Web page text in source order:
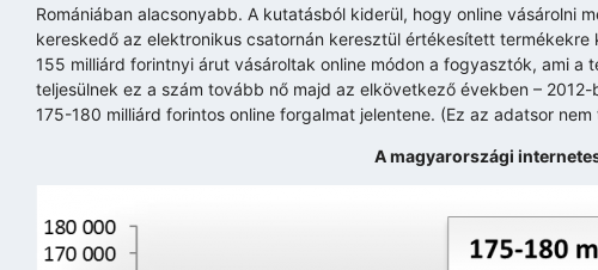
Romániában alacsonyabb. A kutatásból kiderül, hogy online vásárolni
kereskedő az elektronikus csatornán keresztül értékesített
155 milliárd forintnyi árut vásároltak online módon a fogyasztók, ami
teljesülnek ez a szám tovább nő majd az elkövetkező években –
175-180 milliárd forintos online forgalmat jelentene. (Ez az adatsor
A magyarországi